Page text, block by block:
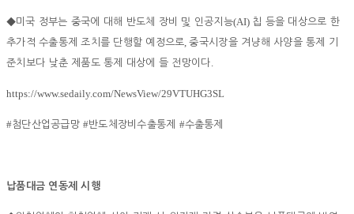
◆미국 정부는 중국에 대해 반도체 장비 및 인공지능(AI) 칩 등을 대상으로 한
추가적 수출통제 조치를 단행할 예정으로,중국시장을 겨냥해 사양을 통제 기
준치보다 낮춘 제품도 통제 대상에 들 전망이다.
https://www.sedaily.com/NewsView/29VTUHG3SL
#첨단산업공급망#반도체장비수출통제 #수출통제
납품대금 연동제 시행